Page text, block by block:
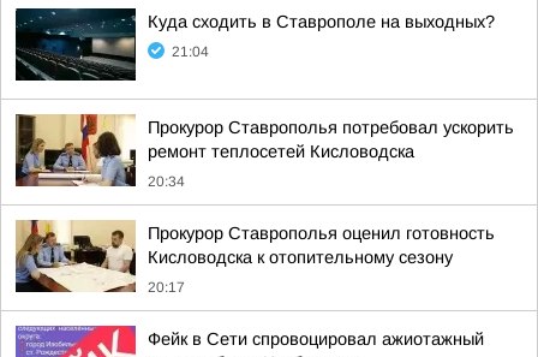
Куда сходить в Ставрополе на выходных?
21:04
Прокурор Ставрополья потребовал ускорить
ремонт теплосетей Кисловодска
20:34
Прокурор Ставрополья оценил готовность
Кисловодска к отопительному сезону
20:17
Фейк в Сети спровоцировал ажиотажный